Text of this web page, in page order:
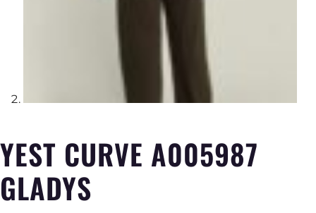
YEST CURVE A005987
GLADYS